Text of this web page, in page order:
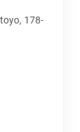
178-